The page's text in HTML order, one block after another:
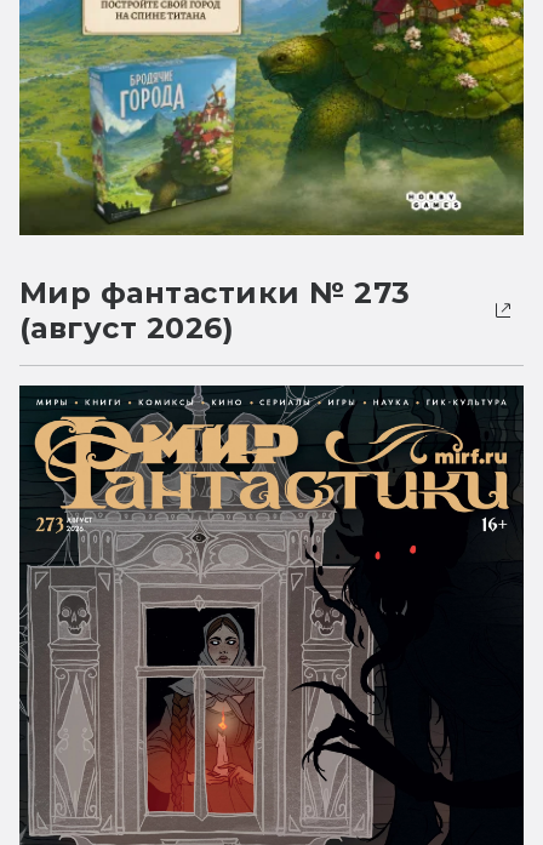
Мир фантастики № 273
(август 2026)